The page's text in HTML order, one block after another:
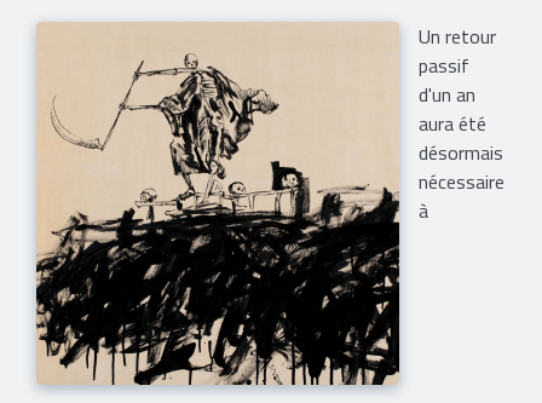
Un retour
passif
d'un an
aura été
désormais
nécessaire
à